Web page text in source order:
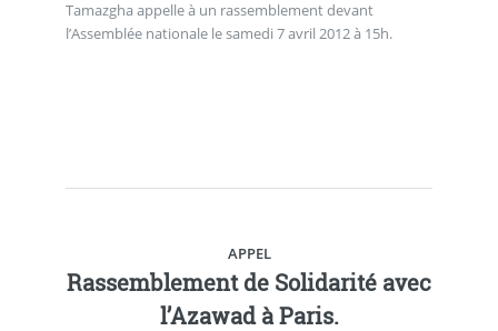
Tamazgha appelle à un rassemblement devant
l’Assemblée nationale le samedi 7 avril 2012 à 15h.
APPEL
Rassemblement de Solidarité avec
l’Azawad à Paris.